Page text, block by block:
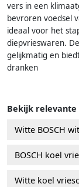
vers in een
bevroren voedsel
ideaal voor het
diepvrieswaren.
gelijkmatig en
dranken
Bekijk relevante
Witte BOSCH
BOSCH koel
Witte koel